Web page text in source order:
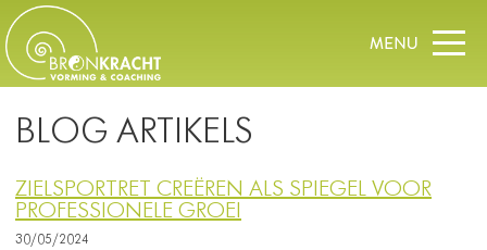
BLOG ARTIKELS
ZIELSPORTRET CREËREN ALS SPIEGEL VOOR
PROFESSIONELE GROEI
30/05/2024